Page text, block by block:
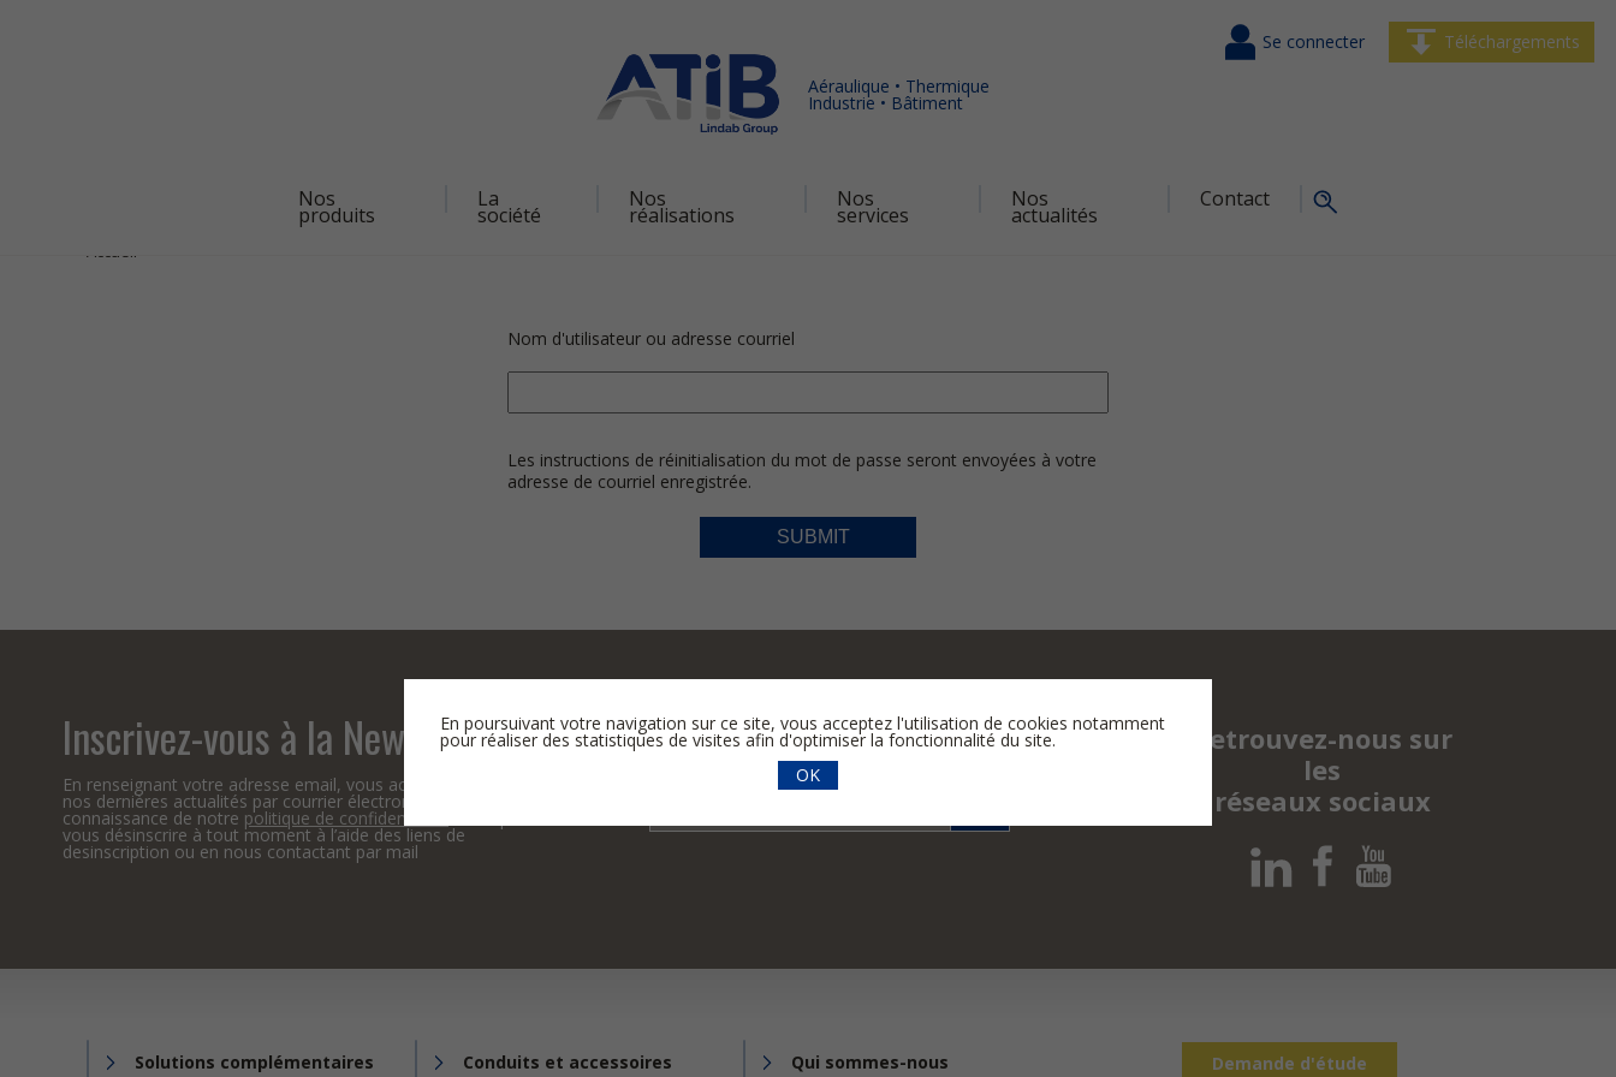
Aéraulique • Thermique
Industrie • Bâtiment
Nos
produits
La
société
Nos
réalisations
Nos
services
Nos
actualités
Contact
Se connecter Téléchargements
Accueil
Nom d'utilisateur ou adresse courriel
Les instructions de réinitialisation du mot de passe seront envoyées à votre
adresse de courriel enregistrée.
Inscrivez-vous à la Newsletter
En renseignant votre adresse email, vous acceptez de recevoir
nos dernières actualités par courrier électronique et prenez
connaissance de notre politique de confidentialité
vous désinscrire à tout moment à l’aide des liens de
desinscription ou en nous contactant par mail
Retrouvez-nous sur
les
réseaux sociaux
Solutions complémentaires Conduits et accessoires Qui sommes-nous Demande d'étude
En poursuivant votre navigation sur ce site, vous acceptez l'utilisation de cookies notamment
pour réaliser des statistiques de visites afin d'optimiser la fonctionnalité du site.
OK